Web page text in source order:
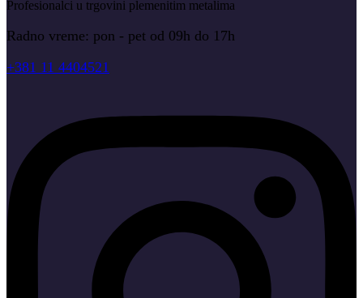
Profesionalci u trgovini plemenitim metalima
Radno vreme: pon - pet od 09h do 17h
+381 11 4404521